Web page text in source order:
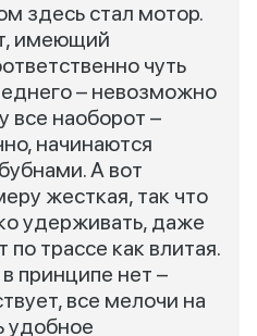
здесь стал мотор.
имеющий
чуть
– невозможно
все наоборот –
начинаются
А вот
жесткая, так что
удерживать, даже
трассе как влитая.
принципе нет –
все мелочи на
удобное